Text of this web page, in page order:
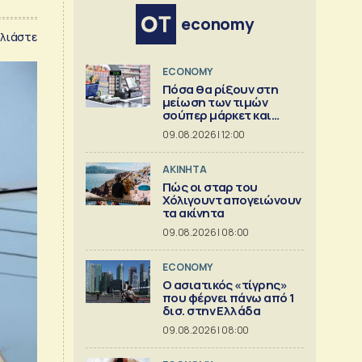
economy
ECONOMY
Πόσα θα ρίξουν στη
μείωση των τιμών
σούπερ μάρκετ και
βιομηχανία
09.08.2026 | 12:00
ΑΚΙΝΗΤΑ
Πώς οι σταρ του
Χόλιγουντ απογειώνουν
τα ακίνητα
09.08.2026 | 08:00
ECONOMY
Ο ασιατικός «τίγρης»
που φέρνει πάνω από 1
δισ. στην Ελλάδα
09.08.2026 | 08:00